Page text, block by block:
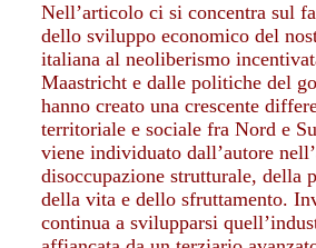
Nell’articolo ci si concentra sul
dello sviluppo economico del
italiana al neoliberismo
Maastricht e dalle politiche del
hanno creato una crescente
territoriale e sociale fra Nord e
viene individuato dall’autore
disoccupazione strutturale, della
della vita e dello sfruttamento.
continua a svilupparsi